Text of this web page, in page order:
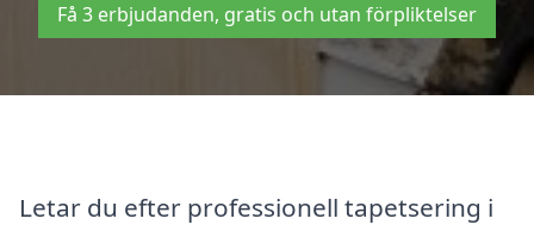
Få 3 erbjudanden, gratis och utan förpliktelser
Letar du efter professionell tapetsering i